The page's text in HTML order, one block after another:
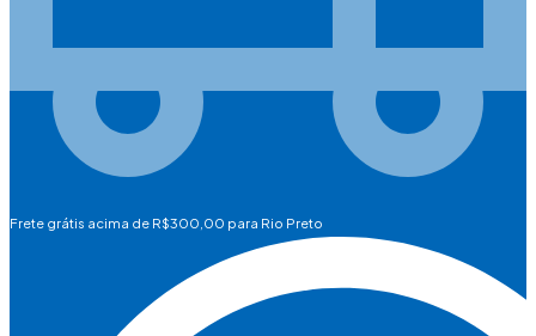
Frete grátis acima de R$300,00 para Rio Preto